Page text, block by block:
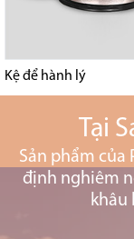
Kệ để hành lý
Tại
Sản phẩm của
định nghiêm
khâu